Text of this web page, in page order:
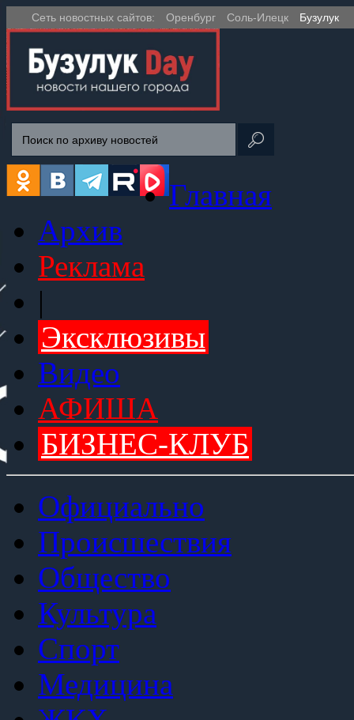
Сеть новостных сайтов: Оренбург Соль-Илецк Бузулук
Главная
Архив
Реклама
|
Эксклюзивы
Видео
АФИША
БИЗНЕС-КЛУБ
Официально
Происшествия
Общество
Культура
Спорт
Медицина